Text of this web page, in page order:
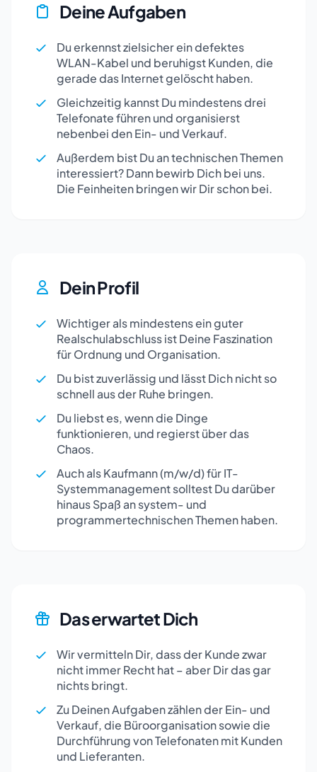
Deine Aufgaben
Du erkennst zielsicher ein defektes
WLAN-Kabel und beruhigst Kunden, die
gerade das Internet gelöscht haben.
Gleichzeitig kannst Du mindestens drei
Telefonate führen und organisierst
nebenbei den Ein- und Verkauf.
Außerdem bist Du an technischen Themen
interessiert? Dann bewirb Dich bei uns.
Die Feinheiten bringen wir Dir schon bei.
Dein Profil
Wichtiger als mindestens ein guter
Realschulabschluss ist Deine Faszination
für Ordnung und Organisation.
Du bist zuverlässig und lässt Dich nicht so
schnell aus der Ruhe bringen.
Du liebst es, wenn die Dinge
funktionieren, und regierst über das
Chaos.
Auch als Kaufmann (m/w/d) für IT-
Systemmanagement solltest Du darüber
hinaus Spaß an system- und
programmertechnischen Themen haben.
Das erwartet Dich
Wir vermitteln Dir, dass der Kunde zwar
nicht immer Recht hat – aber Dir das gar
nichts bringt.
Zu Deinen Aufgaben zählen der Ein- und
Verkauf, die Büroorganisation sowie die
Durchführung von Telefonaten mit Kunden
und Lieferanten.